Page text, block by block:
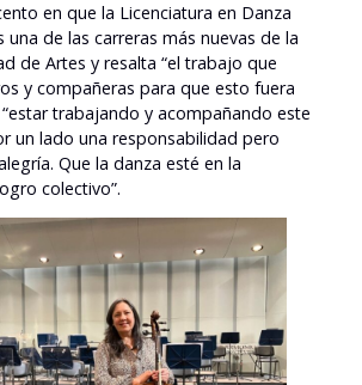
en que la Licenciatura en Danza
de las carreras más nuevas de la
de Artes y resalta “el trabajo que
y compañeras para que esto fuera
“estar trabajando y acompañando este
un lado una responsabilidad pero
Que la danza esté en la
colectivo”.